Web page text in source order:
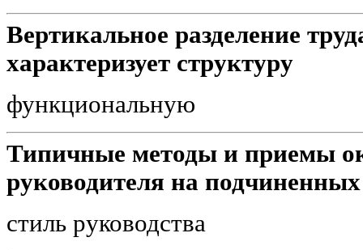
Вертикальное разделение
характеризует структуру
функциональную
Типичные методы и приемы
руководителя на
стиль руководства